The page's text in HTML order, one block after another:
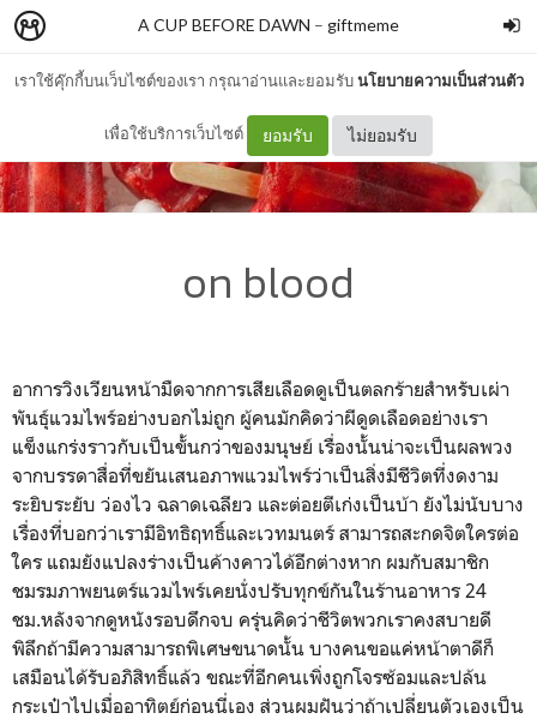
เราใช้คุ๊กกี้บนเว็บไซต์ของเรา กรุณาอ่านและยอมรับนโยบายความเป็นส่วนตัว
เพื่อใช้บริการเว็บไซต์ ยอมรับ ไม่ยอมรับ
A CUP BEFORE DAWN – giftmeme
on blood
อาการวิงเวียนหน้ามืดจากการเสียเลือดดูเป็นตลกร้ายสำหรับเผ่า
พันธุ์แวมไพร์อย่างบอกไม่ถูก ผู้คนมักคิดว่าผีดูดเลือดอย่างเรา
แข็งแกร่งราวกับเป็นขั้นกว่าของมนุษย์ เรื่องนั้นน่าจะเป็นผลพวง
จากบรรดาสื่อที่ขยันเสนอภาพแวมไพร์ว่าเป็นสิ่งมีชีวิตที่งดงาม
ระยิบระยับ ว่องไว ฉลาดเฉลียว และต่อยตีเก่งเป็นบ้า ยังไม่นับบาง
เรื่องที่บอกว่าเรามีอิทธิฤทธิ์และเวทมนตร์ สามารถสะกดจิตใครต่อ
ใคร แถมยังแปลงร่างเป็นค้างคาวได้อีกต่างหาก ผมกับสมาชิก
ชมรมภาพยนตร์แวมไพร์เคยนั่งปรับทุกข์กันในร้านอาหาร 24
ชม.หลังจากดูหนังรอบดึกจบ ครุ่นคิดว่าชีวิตพวกเราคงสบายดี
พิลึกถ้ามีความสามารถพิเศษขนาดนั้น บางคนขอแค่หน้าตาดีก็
เสมือนได้รับอภิสิทธิ์แล้ว ขณะที่อีกคนเพิ่งถูกโจรซ้อมและปล้น
กระเป๋าไปเมื่ออาทิตย์ก่อนนี่เอง ส่วนผมฝันว่าถ้าเปลี่ยนตัวเองเป็น